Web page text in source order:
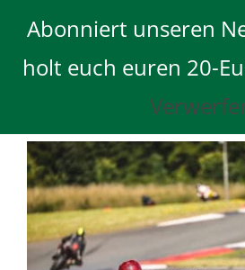
Abonniert unseren
holt euch euren 20-
content